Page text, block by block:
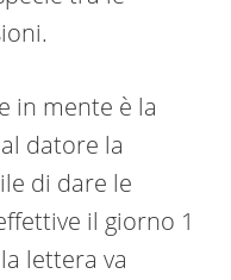
in mente è la
datore la
di dare le
il giorno 1
lettera va